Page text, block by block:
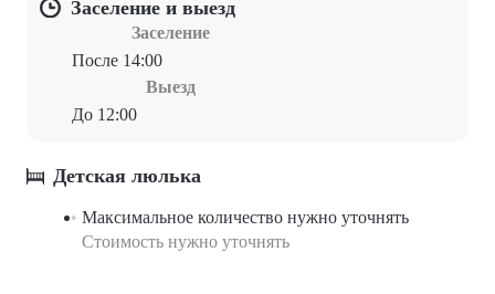
Заселение и выезд
Заселение
После 14:00
Выезд
До 12:00
Детская люлька
Максимальное количество нужно уточнять
Стоимость нужно уточнять